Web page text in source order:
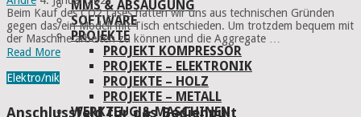
MMS & ABSAUGUNG
SOFTWARE
PROJEKTE
PROJEKT KOMPRESSOR
PROJEKTE – ELEKTRONIK
PROJEKTE – HOLZ
PROJEKTE – METALL
WERKZEUG & MASCHINEN
Beim Kauf des CO2 Lases hatten wir uns aus technischen Gründen
gegen das/ein Modell mit Tisch entschieden. Um trotzdem bequem mit
der Maschine arbeiten zu können und die Aggregate …
Read More
Elektro/nik
Anschlussfeld für das Bedienpult